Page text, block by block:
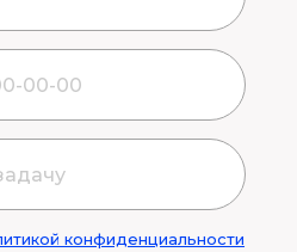
конфиденциальности